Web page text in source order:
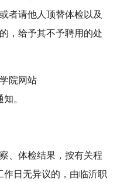
者请他人顶替体检以及
，给予其不予聘用的处
院网站
。
、体检结果，按有关程
作日无异议的，由临沂职